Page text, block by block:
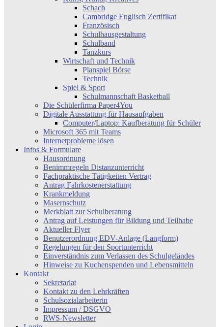
Schach
Cambridge Englisch Zertifikat
Französisch
Schulhausgestaltung
Schulband
Tanzkurs
Wirtschaft und Technik
Planspiel Börse
Technik
Spiel & Sport
Schulmannschaft Basketball
Die Schülerfirma Paper4You
Digitale Ausstattung für Hausaufgaben
Computer/Laptop: Kaufberatung für Schüler
Microsoft 365 mit Teams
Internetprobleme lösen
Infos & Formulare
Hausordnung
Benimmregeln Distanzunterricht
Fachpraktische Tätigkeiten Vertrag
Antrag Fahrkostenerstattung
Krankmeldung
Masernschutz
Merkblatt zur Schulberatung
Antrag auf Leistungen für Bildung und Teilhabe
Aktueller Flyer
Benutzerordnung EDV-Anlage (Langform)
Regelungen für den Sportunterricht
Einverständnis zum Verlassen des Schulgeländes
Hinweise zu Kuchenspenden und Lebensmitteln
Kontakt
Sekretariat
Kontakt zu den Lehrkräften
Schulsozialarbeiterin
Impressum / DSGVO
RWS-Newsletter